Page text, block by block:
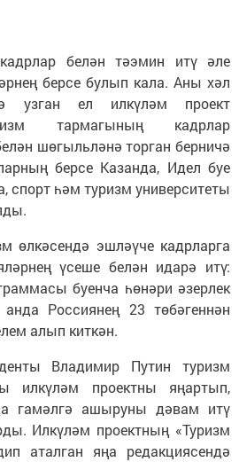
белән тәэмин итү әле
берсе булып кала. Аны хәл
узган ел илкүләм проект
тармагының кадрлар
шөгыльләнә торган берничә
берсе Казанда, Идел буе
спорт һәм туризм университеты
өлкәсендә эшләүче кадрларга
үсеше белән идарә итү:
буенча һөнәри әзерлек
Россиянең 23 төбәгеннән
алып киткән.
Владимир Путин туризм
илкүләм проектны яңартып,
гамәлгә ашыруны дәвам итү
Илкүләм проектның «Туризм
аталган яңа редакциясендә